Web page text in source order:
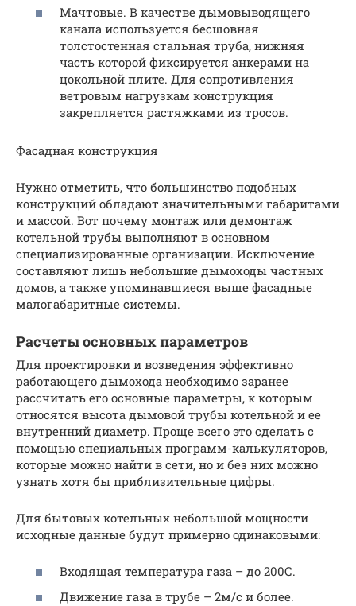
Мачтовые. В качестве дымовыводящего
канала используется бесшовная
толстостенная стальная труба, нижняя
часть которой фиксируется анкерами на
цокольной плите. Для сопротивления
ветровым нагрузкам конструкция
закрепляется растяжками из тросов.
Фасадная конструкция
Нужно отметить, что большинство подобных
конструкций обладают значительными габаритами
и массой. Вот почему монтаж или демонтаж
котельной трубы выполняют в основном
специализированные организации. Исключение
составляют лишь небольшие дымоходы частных
домов, а также упоминавшиеся выше фасадные
малогабаритные системы.
Расчеты основных параметров
Для проектировки и возведения эффективно
работающего дымохода необходимо заранее
рассчитать его основные параметры, к которым
относятся высота дымовой трубы котельной и ее
внутренний диаметр. Проще всего это сделать с
помощью специальных программ-калькуляторов,
которые можно найти в сети, но и без них можно
узнать хотя бы приблизительные цифры.
Для бытовых котельных небольшой мощности
исходные данные будут примерно одинаковыми:
Входящая температура газа – до 200С.
Движение газа в трубе – 2м/с и более.